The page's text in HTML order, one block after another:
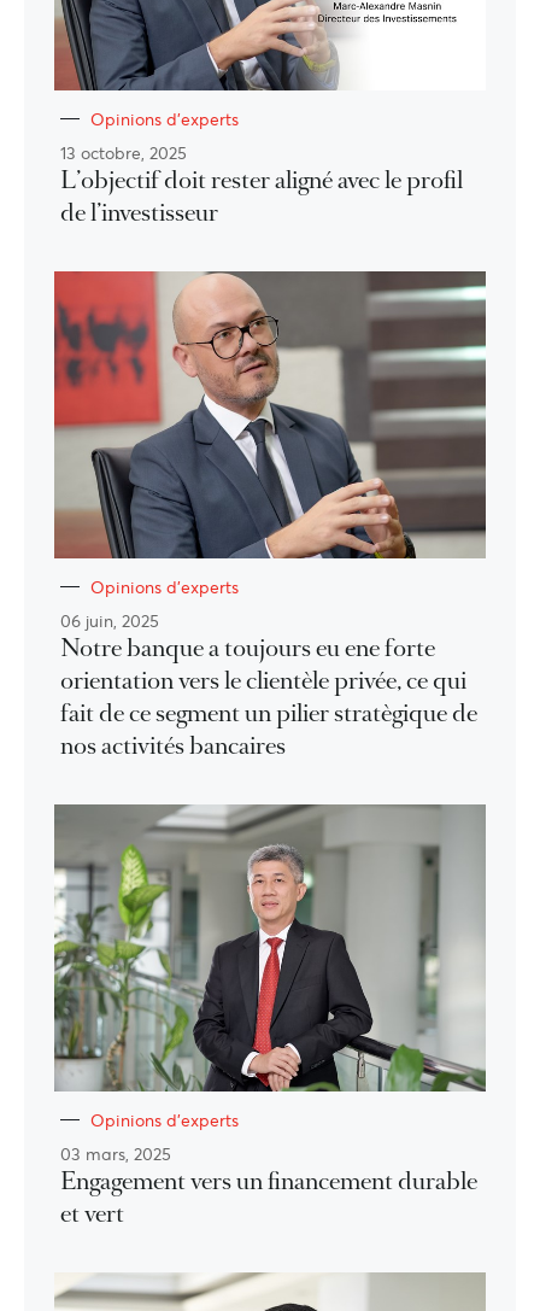
Opinions d'experts
13 octobre, 2025
L’objectif doit rester aligné avec le profil
de l’investisseur
Opinions d'experts
06 juin, 2025
Notre banque a toujours eu ene forte
orientation vers le clientèle privée, ce qui
fait de ce segment un pilier stratègique de
nos activités bancaires
Opinions d'experts
03 mars, 2025
Engagement vers un financement durable
et vert